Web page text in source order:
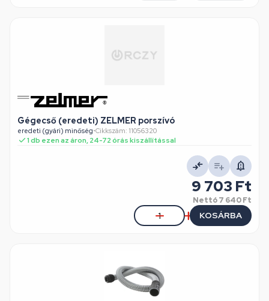
Gégecső (eredeti) ZELMER porszívó
eredeti (gyári) minőség•Cikkszám: 11056320
1 db ezen az áron, 24-72 órás kiszállítással
9 703 Ft
Nettó7 640 Ft
KOSÁRBA